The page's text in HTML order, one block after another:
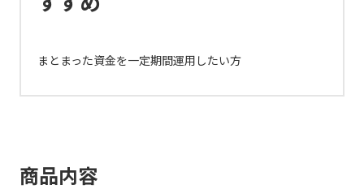
まとまった資金を一定期間運用したい方
商品内容